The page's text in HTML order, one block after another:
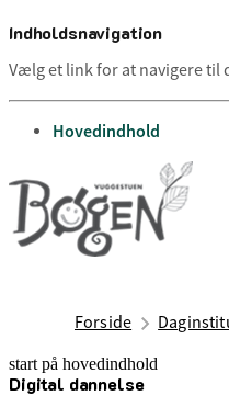
Indholdsnavigation
Vælg et link for at navigere til
gå til
Hovedindhold
Forside
start på hovedindhold
Digital dannelse
senest opdateret 13. august 2025